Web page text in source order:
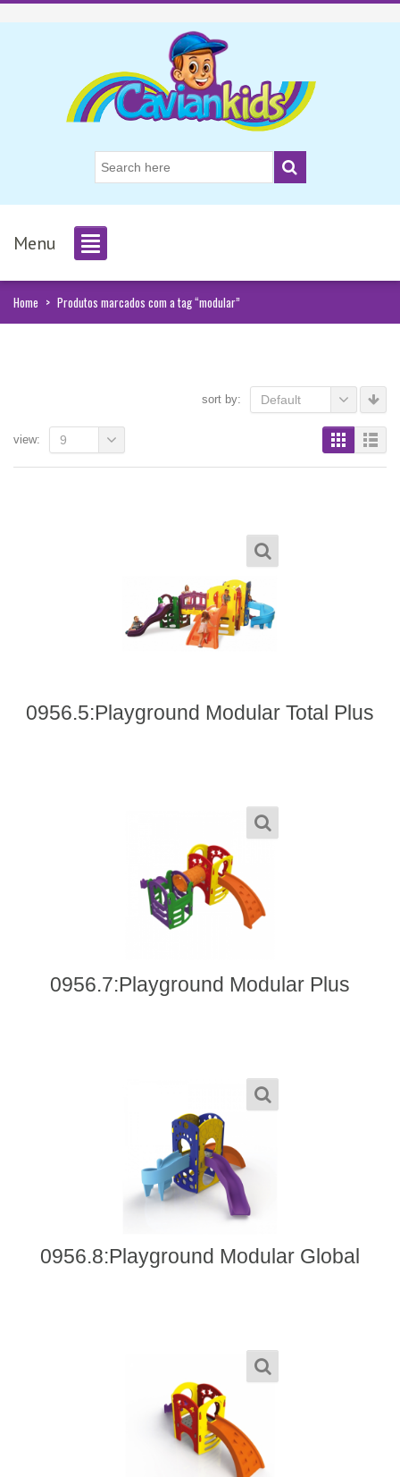
Menu
Home > Produtos marcados com a tag “modular”
sort by: Default
view: 9
0956.5:Playground Modular Total Plus
0956.7:Playground Modular Plus
0956.8:Playground Modular Global